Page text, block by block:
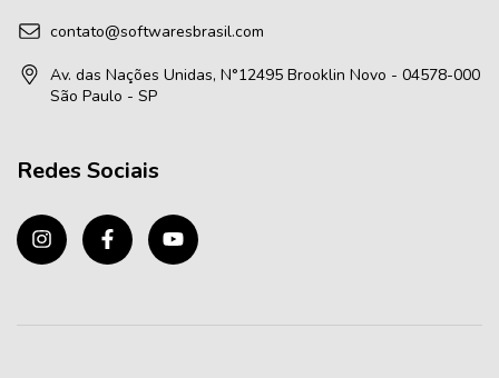
contato@softwaresbrasil.com
Av. das Nações Unidas, N°12495 Brooklin Novo - 04578-000
São Paulo - SP
Redes Sociais